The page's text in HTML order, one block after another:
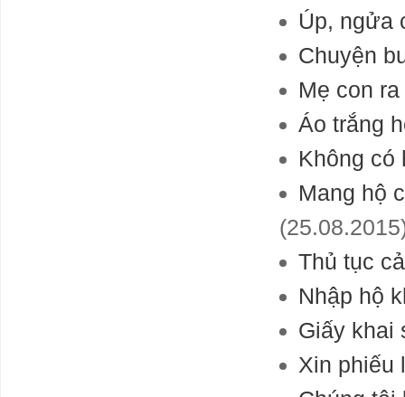
Úp, ngửa
Chuyện
Mẹ con
Áo trắng
Không có
Mang hộ
Thủ tục
Nhập hộ
Giấy khai
Xin phiếu